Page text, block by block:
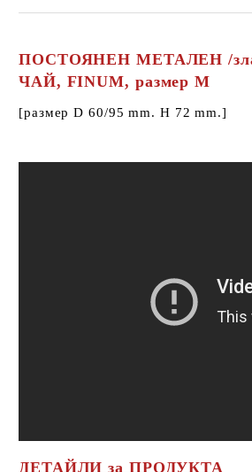
ПОСТОЯНЕН МЕТАЛЕН /
ЧАЙ, FINUM, размер M
[размер D 60/95 mm. H 72 mm.]
ДЕТАЙЛИ за ПРОДУКТА